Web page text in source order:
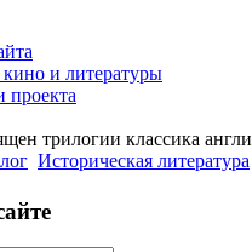
и литературы
проекта
трилогии классика
Историческая литература